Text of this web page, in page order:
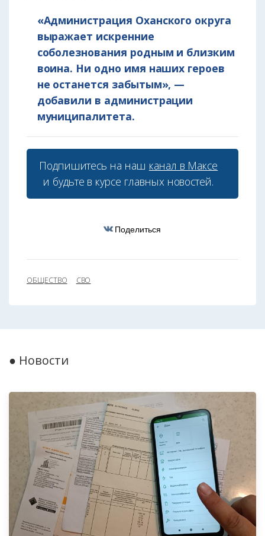
«Администрация Оханского округа
выражает искренние
соболезнования родным и близким
воина. Ни одно имя наших героев
не останется забытым», —
добавили в администрации
муниципалитета.
Подпишитесь на наш канал в Максе
и будьте в курсе главных новостей.
Поделиться
ОБЩЕСТВО СВО
● Новости